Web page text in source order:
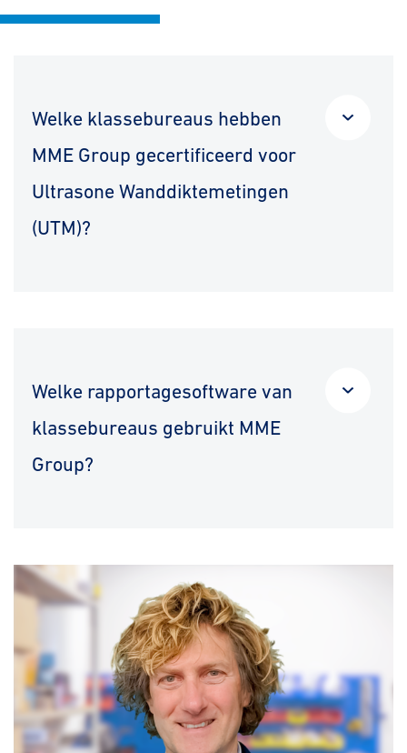
Welke klassebureaus hebben
MME Group gecertificeerd voor
Ultrasone Wanddiktemetingen
(UTM)?
Welke rapportagesoftware van
klassebureaus gebruikt MME
Group?